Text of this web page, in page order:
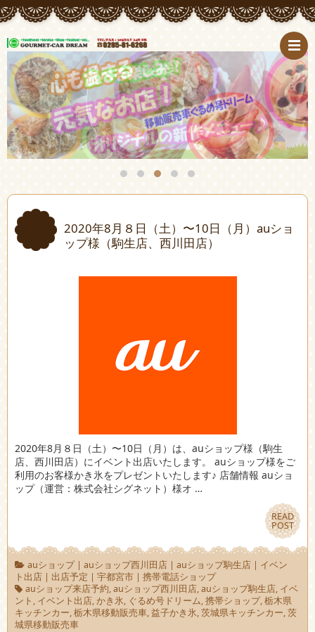
2020年8月８日（土）〜10日（月）auショ
ップ様（駒生店、西川田店）
2020年8月８日（土）〜10日（月）は、auショップ様（駒生
店、西川田店）にイベント出店いたします。 auショップ様をご
利用のお客様かき氷をプレゼントいたします♪ 店舗情報 auショ
ップ（運営：株式会社シグネット）様オ …
READ
POST
READ
POST
auショップ| auショップ西川田店| auショップ駒生店| イベン
ト出店 | 出店予定 | 宇都宮市 | 携帯電話ショップ
auショップ来店予約,auショップ西川田店,auショップ駒生店, イベ
ント , イベント出店,かき氷, ぐるめ号ドリーム,携帯ショップ,栃木県
キッチンカー,栃木県移動販売車,益子かき氷,茨城県キッチンカー,茨
城県移動販売車